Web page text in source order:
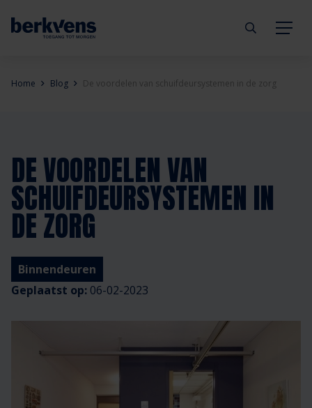
Kozijnen
Hang- & sluitwerk
Diensten
Technische documentatie
Veelgestelde vragen
Meergezinswoning
Utiliteitsgebouw
Prefab woning
Architect
Projectontwikkelaar
Handelspartner
Brandwerend
Geluidwerend
Rookwerend
Duurzaamheid
Brochures
Technische documentatie
Veelgestelde vragen
Webshop
Inspiratie
Verkooppunten
Veelgestelde vragen
Organisatie
Duurzaamheid
GND Garantiedeuren
Werken bij Berkvens
Home Blog De voordelen van schuifdeursystemen in de zorg
DE VOORDELEN VAN
SCHUIFDEURSYSTEMEN IN
DE ZORG
Binnendeuren
Geplaatst op: 06-02-2023